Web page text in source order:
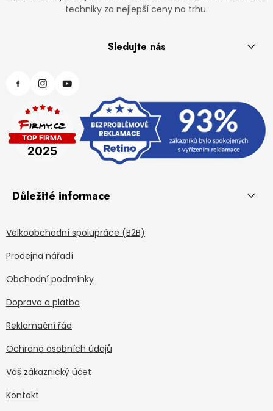
techniky za nejlepší ceny na trhu.
Sledujte nás
Důležité informace
Velkoobchodní spolupráce (B2B)
Prodejna nářadí
Obchodní podmínky
Doprava a platba
Reklamační řád
Ochrana osobních údajů
Váš zákaznický účet
Kontakt